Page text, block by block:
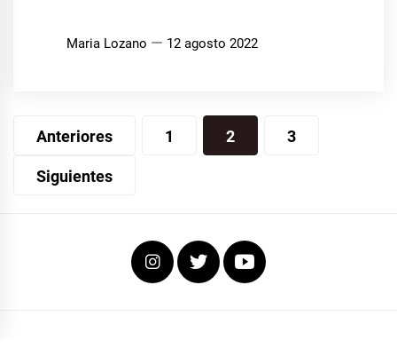
Maria Lozano 12 agosto 2022
Navegación
entradas
Anteriores 1 2 3
Siguientes
InstagramTwitterYoutube